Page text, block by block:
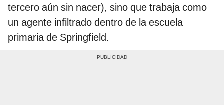
tercero aún sin nacer), sino que trabaja como
un agente infiltrado dentro de la escuela
primaria de Springfield.